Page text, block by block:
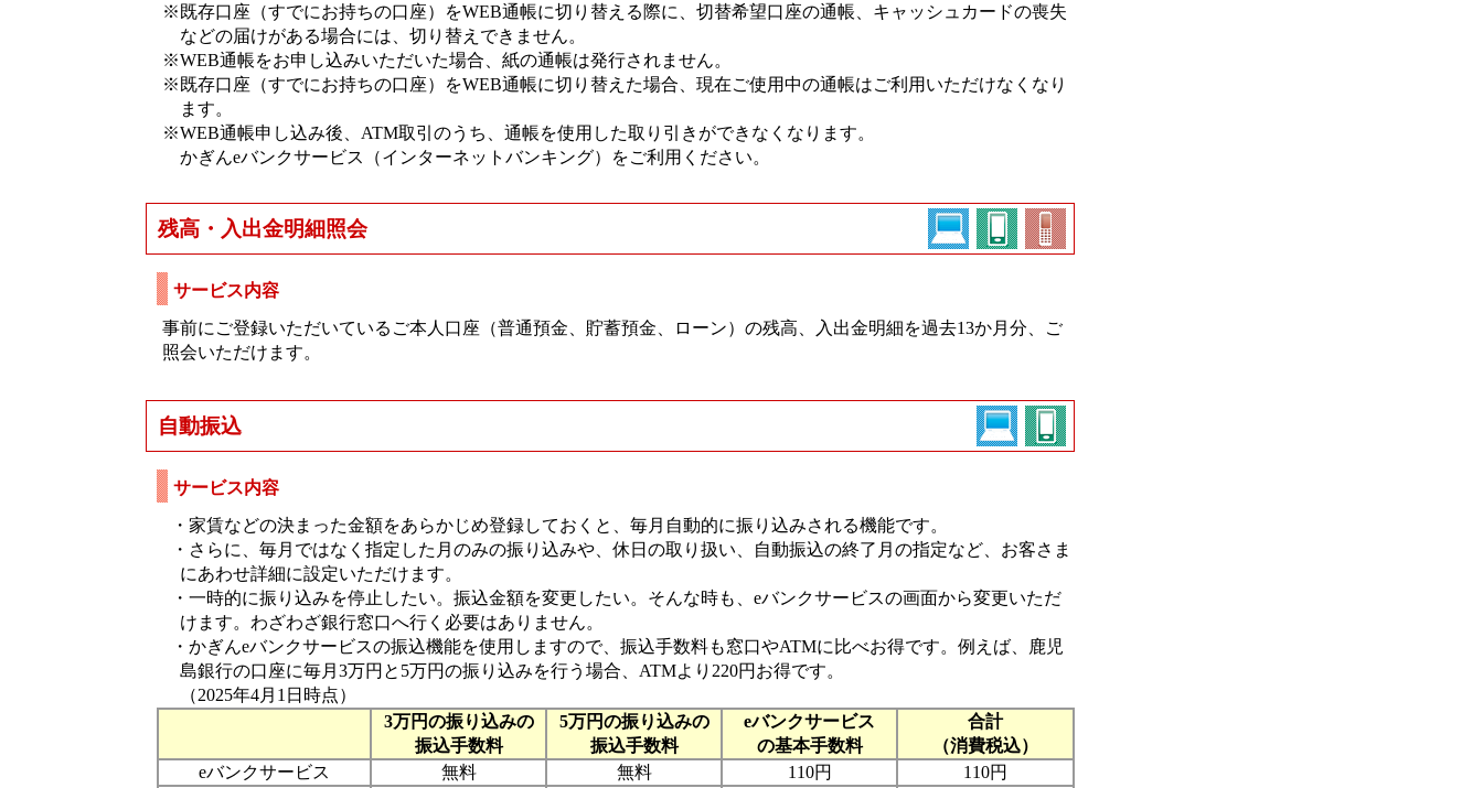
※既存口座（すでにお持ちの口座）をWEB通帳に切り替える際に、切替希望口座の通帳、キャッシュカードの喪失
などの届けがある場合には、切り替えできません。
※WEB通帳をお申し込みいただいた場合、紙の通帳は発行されません。
※既存口座（すでにお持ちの口座）をWEB通帳に切り替えた場合、現在ご使用中の通帳はご利用いただけなくなり
ます。
※WEB通帳申し込み後、ATM取引のうち、通帳を使用した取り引きができなくなります。
かぎんeバンクサービス（インターネットバンキング）をご利用ください。
残高・入出金明細照会
サービス内容
事前にご登録いただいているご本人口座（普通預金、貯蓄預金、ローン）の残高、入出金明細を過去13か月分、ご
照会いただけます。
自動振込
サービス内容
・家賃などの決まった金額をあらかじめ登録しておくと、毎月自動的に振り込みされる機能です。
・さらに、毎月ではなく指定した月のみの振り込みや、休日の取り扱い、自動振込の終了月の指定など、お客さま
にあわせ詳細に設定いただけます。
・一時的に振り込みを停止したい。振込金額を変更したい。そんな時も、eバンクサービスの画面から変更いただ
けます。わざわざ銀行窓口へ行く必要はありません。
・かぎんeバンクサービスの振込機能を使用しますので、振込手数料も窓口やATMに比べお得です。例えば、鹿児
島銀行の口座に毎月3万円と5万円の振り込みを行う場合、ATMより220円お得です。
（2025年4月1日時点）
3万円の振り込みの
振込手数料
5万円の振り込みの
振込手数料
eバンクサービス
の基本手数料
合計
（消費税込）
eバンクサービス
無料 無料 110円
110円